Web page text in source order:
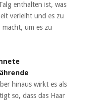
enthalten ist, was
verleiht und es zu
um es zu
hinaus wirkt es als
so, dass das Haar